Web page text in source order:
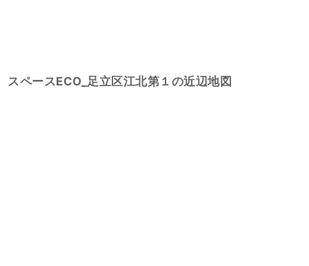
スペースECO_足立区江北第１の近辺地図